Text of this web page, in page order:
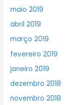
maio 2019
abril 2019
março 2019
fevereiro 2019
janeiro 2019
dezembro 2018
novembro 2018